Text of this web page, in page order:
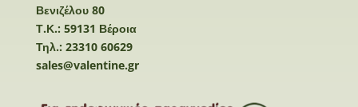
Βενιζέλου 80
Τ.Κ.: 59131 Βέροια
Τηλ.: 23310 60629
sales@valentine.gr